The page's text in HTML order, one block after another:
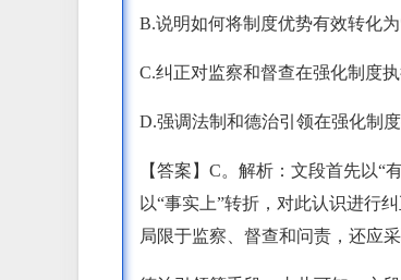
B.说明如何将制度优势有效转化
C.纠正对监察和督查在强化制度
D.强调法制和德治引领在强化制
【答案】C。解析：文段首先以
以“事实上”转折，对此认识进行
局限于监察、督查和问责，还应采